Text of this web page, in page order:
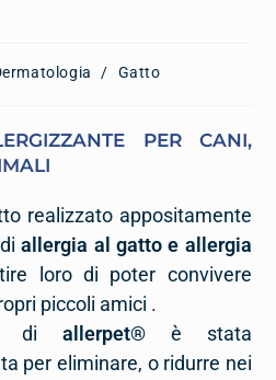
/ Gatto
PER CANI,
realizzato appositamente
diallergia al gatto e allergia
loro di poter convivere
piccoli amici .
di allerpet®è stata
per eliminare, o ridurre nei